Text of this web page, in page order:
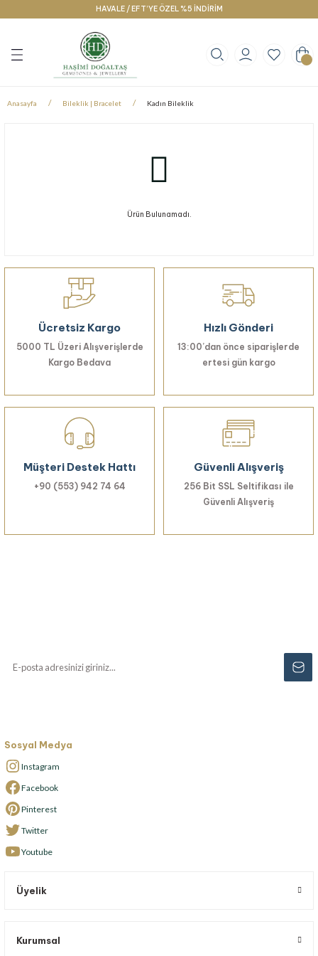
HAVALE / EFT’YE ÖZEL %5 İNDİRİM
Geri Dön
Geri Dön
Geri Dön
Anasayfa Bileklik | Bracelet Kadın Bileklik
Ürün Bulunamadı.
Ücretsiz Kargo
5000 TL Üzeri Alışverişlerde
Kargo Bedava
Hızlı Gönderi
13:00’dan önce siparişlerde
ertesi gün kargo
Müşteri Destek Hattı
+90 (553) 942 74 64
Güvenli Alışveriş
256 Bit SSL Seltifikası ile
Güvenli Alışveriş
Sosyal Medya
Instagram
Facebook
Pinterest
Twitter
Youtube
Üyelik
Kurumsal